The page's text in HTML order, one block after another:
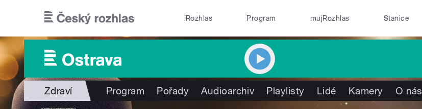
iRozhlas Program mujRozhlas Stanice
Zdraví Program Pořady Audioarchiv Playlisty Lidé Kamery O nás